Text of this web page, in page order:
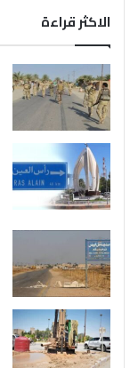
الاكثر قراءة